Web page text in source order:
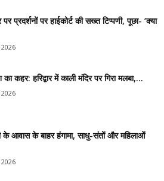
प्रदर्शनों पर हाईकोर्ट की सख्त टिप्पणी, पूछा- ‘क्या
का कहर: हरिद्वार में काली मंदिर पर गिरा मलबा,...
के आवास के बाहर हंगामा, साधु-संतों और महिलाओं